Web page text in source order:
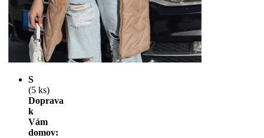
S
(5 ks)
Doprava
k
Vám
domov: